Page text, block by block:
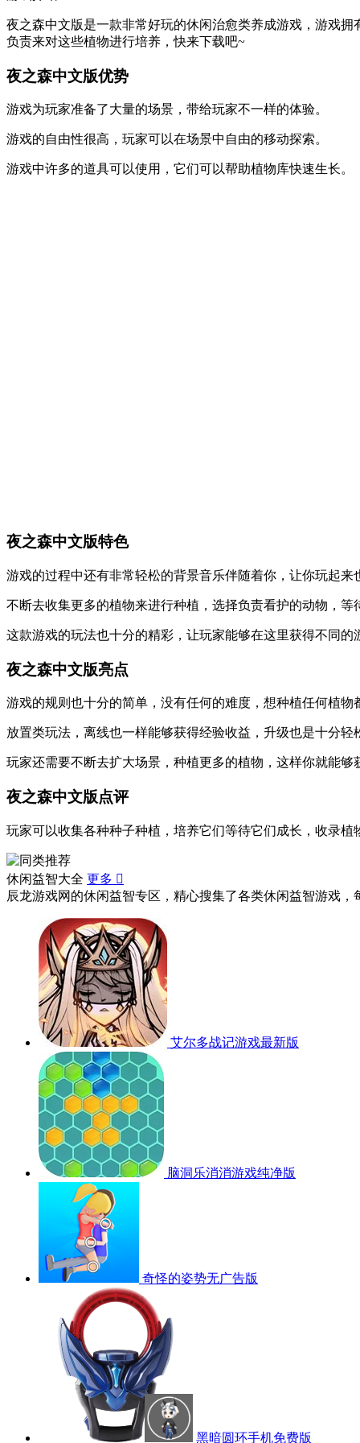
夜之森中文版是一款非常好玩的休闲治愈类养成游戏，游戏
负责来对这些植物进行培养，快来下载吧~
夜之森中文版优势
游戏为玩家准备了大量的场景，带给玩家不一样的体验。
游戏的自由性很高，玩家可以在场景中自由的移动探索。
游戏中许多的道具可以使用，它们可以帮助植物库快速生长。
夜之森中文版特色
游戏的过程中还有非常轻松的背景音乐伴随着你，让你玩起来
不断去收集更多的植物来进行种植，选择负责看护的动物，等
这款游戏的玩法也十分的精彩，让玩家能够在这里获得不同的
夜之森中文版亮点
游戏的规则也十分的简单，没有任何的难度，想种植任何植物
放置类玩法，离线也一样能够获得经验收益，升级也是十分轻
玩家还需要不断去扩大场景，种植更多的植物，这样你就能够
夜之森中文版点评
玩家可以收集各种种子种植，培养它们等待它们成长，收录植
休闲益智大全 更多 
辰龙游戏网的休闲益智专区，精心搜集了各类休闲益智游戏
艾尔多战记游戏最新版
脑洞乐消消游戏纯净版
奇怪的姿势无广告版
黑暗圆环手机免费版